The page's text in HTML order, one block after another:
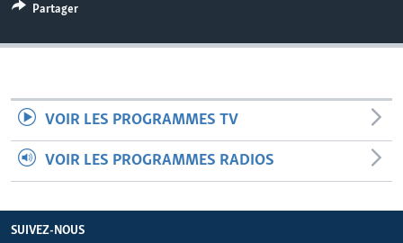
Partager
VOIR LES PROGRAMMES TV
VOIR LES PROGRAMMES RADIOS
SUIVEZ-NOUS